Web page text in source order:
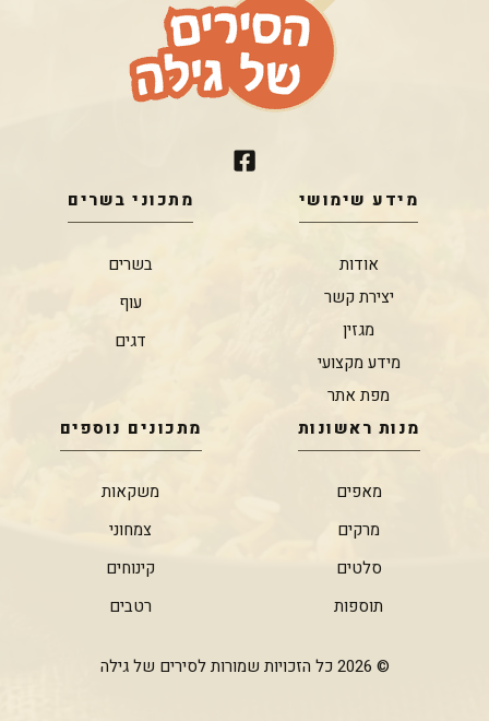
מידע שימושי
אודות
יצירת קשר
מגזין
מידע מקצועי
מפת אתר
מתכוני בשרים
בשרים
עוף
דגים
מנות ראשונות
מאפים
מרקים
סלטים
תוספות
מתכונים נוספים
משקאות
צמחוני
קינוחים
רטבים
© 2026 כל הזכויות שמורות לסירים של גילה